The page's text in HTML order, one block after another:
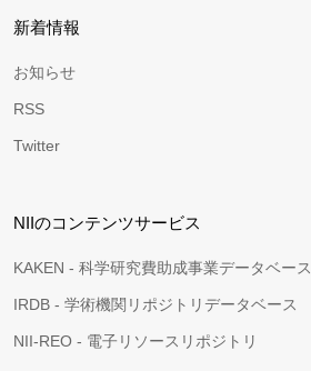
新着情報
お知らせ
RSS
Twitter
NIIのコンテンツサービス
KAKEN - 科学研究費助成事業データベース
IRDB - 学術機関リポジトリデータベース
NII-REO - 電子リソースリポジトリ